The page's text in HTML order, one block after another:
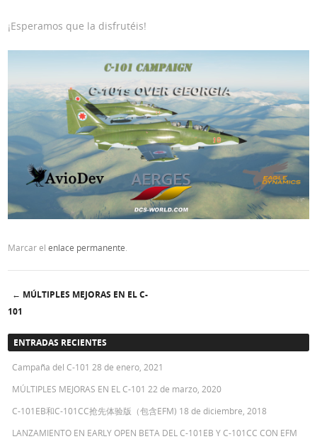
¡Esperamos que la disfrutéis!
Marcar elenlace permanente
Post navigation
← MÚLTIPLES MEJORAS EN EL C-
101
ENTRADAS RECIENTES
Campaña del C-101 28 de enero, 2021
MÚLTIPLES MEJORAS EN EL C-101 22 de marzo, 2020
C-101EB和C-101CC抢先体验版（包含EFM) 18 de diciembre, 2018
LANZAMIENTO EN EARLY OPEN BETA DEL C-101EB Y C-101CC CON EFM